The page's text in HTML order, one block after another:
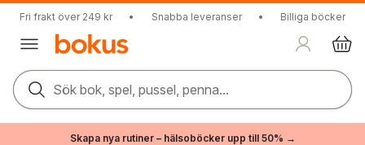
Fri frakt över 249 kr • Snabba leveranser • Billiga böcker
Sök bok, spel, pussel, penna...
Skapa nya rutiner – hälsoböcker upp till 50% →